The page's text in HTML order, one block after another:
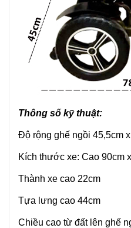
Thông số kỹ thuật:
Độ rộng ghế ngồi 45,5cm
Kích thước xe: Cao 90cm
Thành xe cao 22cm
Tựa lưng cao 44cm
Chiều cao từ đất lên ghế